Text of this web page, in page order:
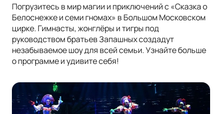
Погрузитесь в мир магии и приключений с «Сказка о
Белоснежке и семи гномах» в Большом Московском
цирке. Гимнасты, жонглёры и тигры под
руководством братьев Запашных создадут
незабываемое шоу для всей семьи. Узнайте больше
о программе и удивите себя!